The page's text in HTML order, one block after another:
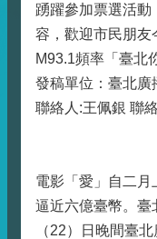
踴躍參加票選活動
容，歡迎市民朋友
M93.1頻率「臺北
發稿單位：臺北廣
聯絡人:王佩銀 聯
電影「愛」自二
逼近六億臺幣。臺
（22）日晚間臺